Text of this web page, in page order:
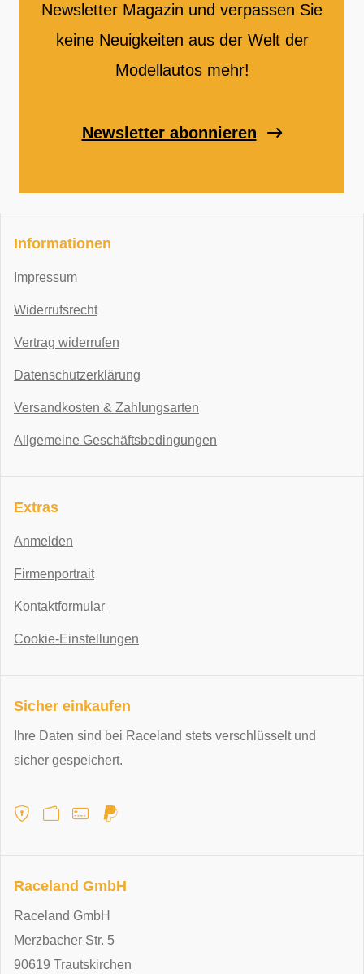
Newsletter Magazin und verpassen Sie
keine Neuigkeiten aus der Welt der
Modellautos mehr!
Newsletter abonnieren
Informationen
Impressum
Widerrufsrecht
Vertrag widerrufen
Datenschutzerklärung
Versandkosten & Zahlungsarten
Allgemeine Geschäftsbedingungen
Extras
Anmelden
Firmenportrait
Kontaktformular
Cookie-Einstellungen
Sicher einkaufen
Ihre Daten sind bei Raceland stets verschlüsselt und
sicher gespeichert.
Raceland GmbH
Raceland GmbH
Merzbacher Str. 5
90619 Trautskirchen